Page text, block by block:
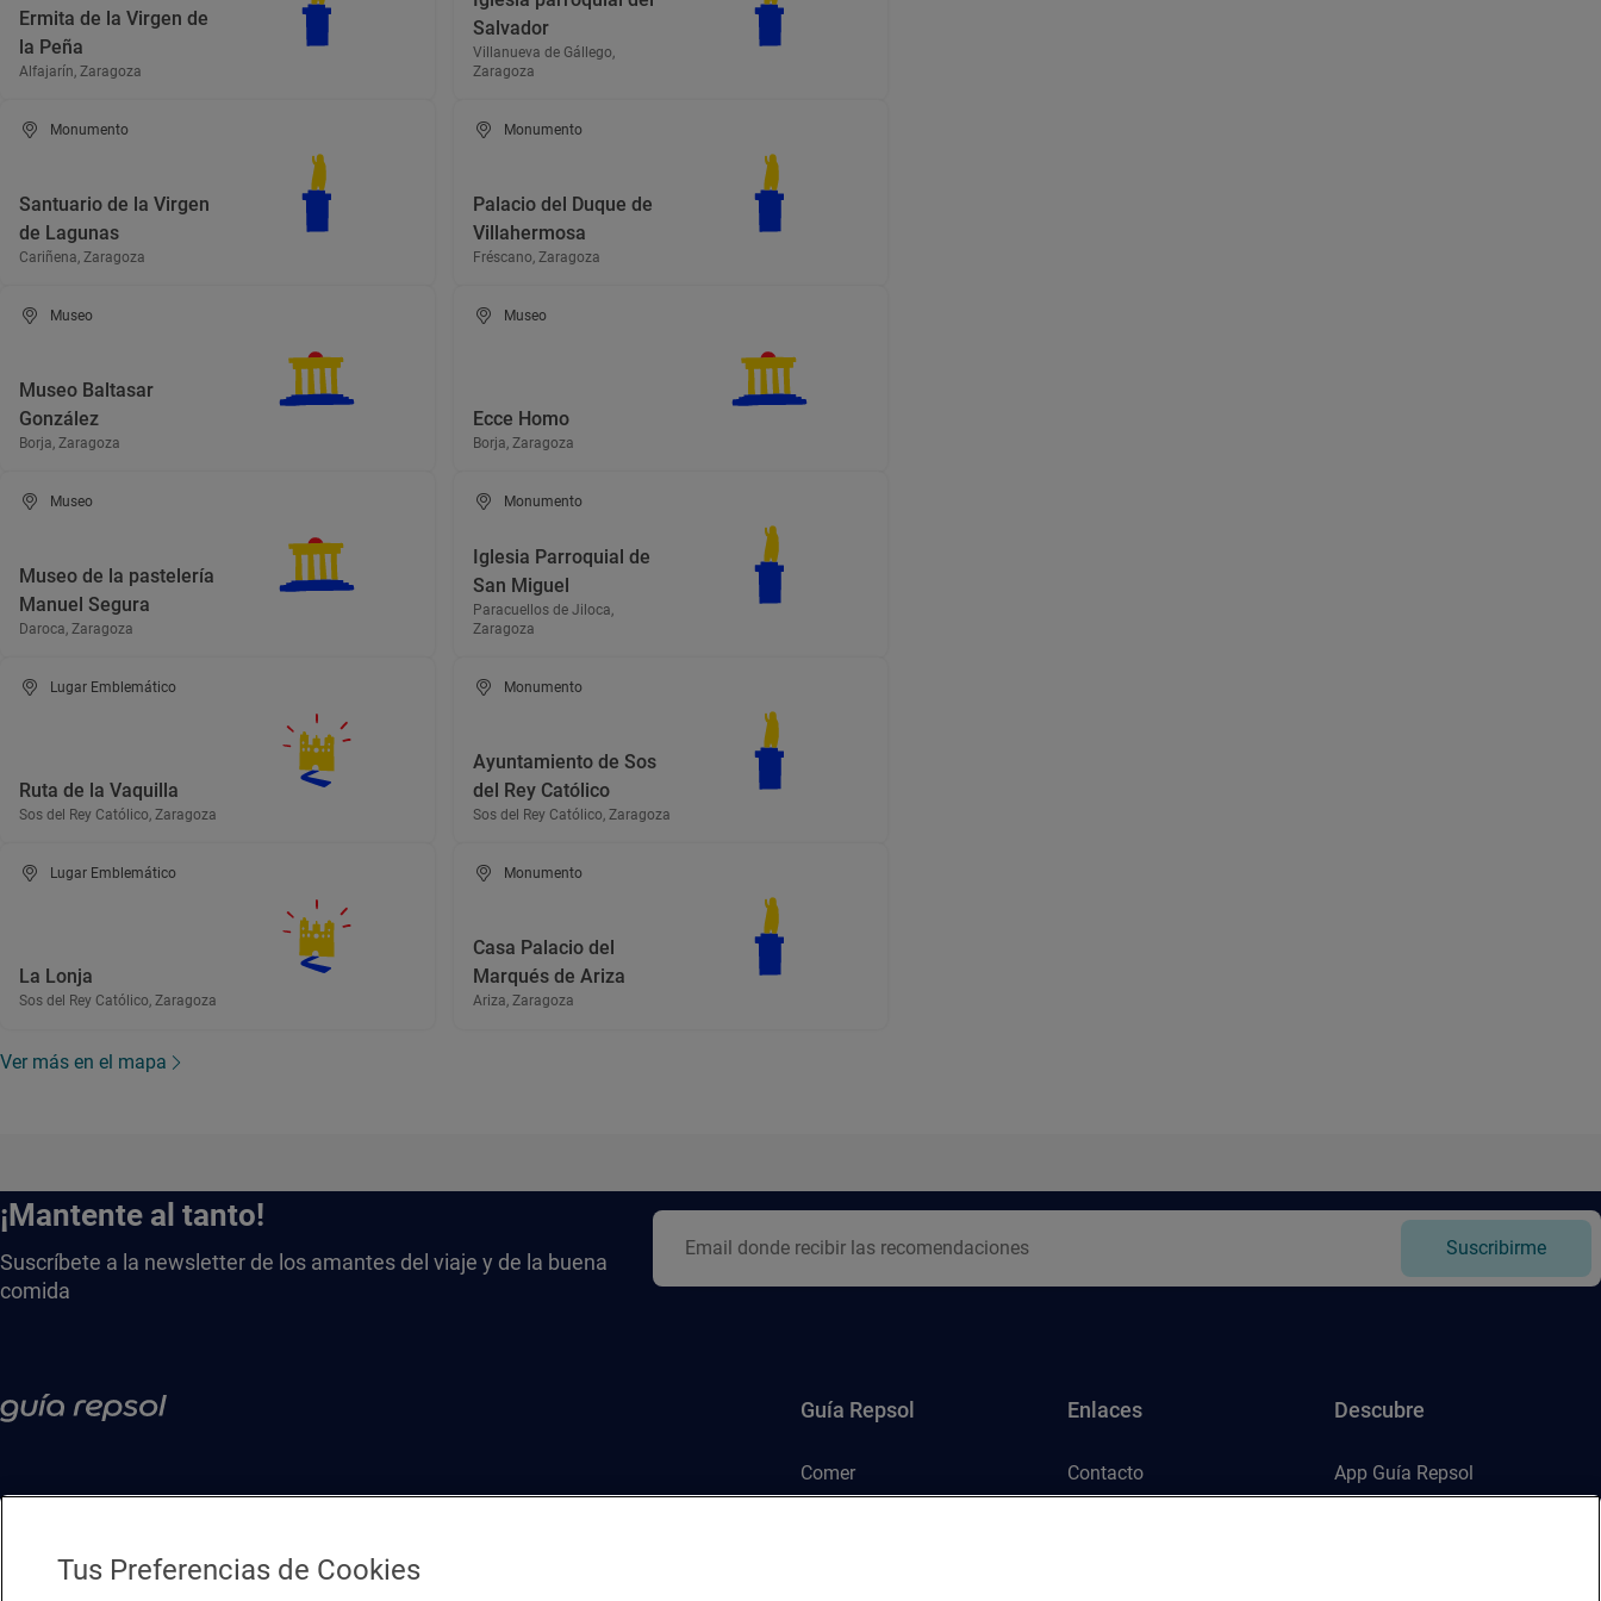
Ermita de la Virgen de
la Peña
Alfajarín, Zaragoza
Salvador
Villanueva de Gállego,
Zaragoza
Monumento
Santuario de la Virgen
de Lagunas
Cariñena, Zaragoza
Monumento
Palacio del Duque de
Villahermosa
Fréscano, Zaragoza
Museo
Museo Baltasar
González
Borja, Zaragoza
Museo
Ecce Homo
Borja, Zaragoza
Museo
Museo de la pastelería
Manuel Segura
Daroca, Zaragoza
Monumento
Iglesia Parroquial de
San Miguel
Paracuellos de Jiloca,
Zaragoza
Lugar Emblemático
Ruta de la Vaquilla
Sos del Rey Católico, Zaragoza
Monumento
Ayuntamiento de Sos
del Rey Católico
Sos del Rey Católico, Zaragoza
Lugar Emblemático
La Lonja
Sos del Rey Católico, Zaragoza
Monumento
Casa Palacio del
Marqués de Ariza
Ariza, Zaragoza
Ver más en el mapa
¡Mantente al tanto!
Suscríbete a la newsletter de los amantes del viaje y de la buena
comida
Suscribirme
Guía Repsol
Comer
Enlaces
Contacto
Descubre
App Guía Repsol
Tus Preferencias de Cookies